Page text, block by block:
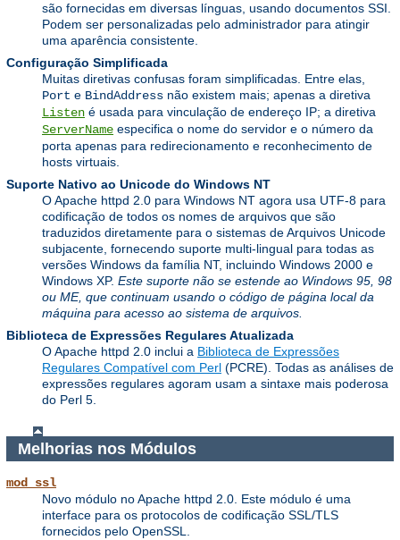
são fornecidas em diversas línguas, usando documentos SSI.
Podem ser personalizadas pelo administrador para atingir
uma aparência consistente.
Configuração Simplificada
Muitas diretivas confusas foram simplificadas. Entre elas,
Port e BindAddress não existem mais; apenas a diretiva
Listen é usada para vinculação de endereço IP; a diretiva
ServerName especifica o nome do servidor e o número da
porta apenas para redirecionamento e reconhecimento de
hosts virtuais.
Suporte Nativo ao Unicode do Windows NT
O Apache httpd 2.0 para Windows NT agora usa UTF-8 para
codificação de todos os nomes de arquivos que são
traduzidos diretamente para o sistemas de Arquivos Unicode
subjacente, fornecendo suporte multi-lingual para todas as
versões Windows da família NT, incluindo Windows 2000 e
Windows XP. Este suporte não se estende ao Windows 95, 98
ou ME, que continuam usando o código de página local da
máquina para acesso ao sistema de arquivos.
Biblioteca de Expressões Regulares Atualizada
O Apache httpd 2.0 inclui a Biblioteca de Expressões
Regulares Compatível com Perl (PCRE). Todas as análises de
expressões regulares agoram usam a sintaxe mais poderosa
do Perl 5.
Melhorias nos Módulos
mod_ssl
Novo módulo no Apache httpd 2.0. Este módulo é uma
interface para os protocolos de codificação SSL/TLS
fornecidos pelo OpenSSL.